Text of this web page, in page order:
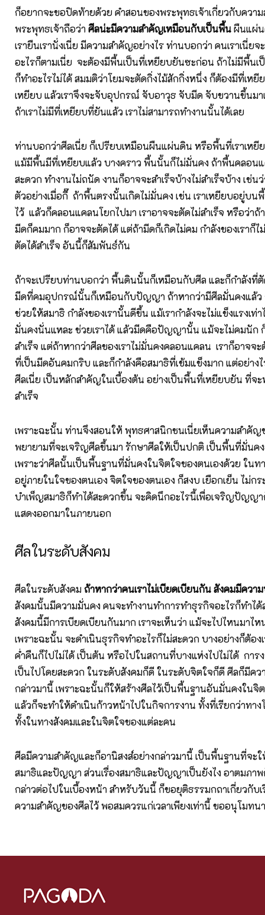
ก็อยากจะขอปิดท้ายด้วย คำสอนของพระพุทธเจ้าเกี่ยวกับควา
พระพุทธเจ้าถือว่าศีลน่ะมีความสำคัญเหมือนกับเป็นพื้นผืนแผ่
เรายืนเรานั่งเนี่ย มีความสำคัญอย่างไร ท่านบอกว่า คนเราเนี่ยจ
อะไรก็ตามเนี่ย จะต้องมีพื้นเป็นที่เหยียบยันซะก่อน ถ้าไม่มีพื้น
ก็ทำอะไรไม่ได้ สมมติว่าโยมจะตัดกิ่งไม้สักกิ่งหนึ่ง ก็ต้องมีที่เห
เหยียบ แล้วเราจึงจะจับอุปกรณ์ จับอาวุธ จับมีด จับขวานขึ้นม
ถ้าเราไม่มีที่เหยียบที่ยันแล้ว เราไม่สามารถทำงานนั้นได้เลย
ท่านบอกว่าศีลเนี่ย ก็เปรียบเหมือนผืนแผ่นดิน หรือพื้นที่เราเห
แม้มีพื้นมีที่เหยียบแล้ว บางคราว พื้นนั้นก็ไม่มั่นคง ถ้าพื้นคลอน
สะดวก ทำงานไม่ถนัด งานก็อาจจะสำเร็จบ้างไม่สำเร็จบ้าง เช่น
ตัวอย่างเมื่อกี๊ ถ้าพื้นตรงนั้นเกิดไม่มั่นคง เช่น เราเหยียบอยู่บน
ไว้ แล้วก็คลอนแคลนโยกไปมา เราอาจจะตัดไม่สำเร็จ หรือว่าถ้
มีดก็คมมาก ก็อาจจะตัดได้ แต่ถ้ามีดก็เกิดไม่คม กำลังของเราก็ไ
ตัดได้สำเร็จ อันนี้ก็สัมพันธ์กัน
ถ้าจะเปรียบท่านบอกว่า พื้นดินนั้นก็เหมือนกับศีล และก็กำลังที่
มีดที่คมอุปกรณ์นั้นก็เหมือนกับปัญญา ถ้าหากว่ามีศีลมั่นคงแล้ว
ช่วยให้สมาธิ กำลังของเรานั้นดีขึ้น แม้เรากำลังจะไม่แข็งแรงเท่
มั่นคงนั่นแหละ ช่วยเราได้ แล้วมีดคือปัญญานั้น แม้จะไม่คมนัก
สำเร็จ แต่ถ้าหากว่าศีลของเราไม่มั่นคงคลอนแคลน เราก็อาจ
ที่เป็นมีดอันคมกริบ และก็กำลังคือสมาธิที่เข้มแข็งมาก แต่อย่าง
ศีลเนี่ย เป็นหลักสำคัญในเบื้องต้น อย่างเป็นพื้นที่เหยียบยัน ที่จะ
สำเร็จ
เพราะฉะนั้น ท่านจึงสอนให้ พุทธศาสนิกชนเนี่ยเห็นความสำคั
พยายามที่จะเจริญศีลขึ้นมา รักษาศีลให้เป็นปกติ เป็นพื้นที่มั่นค
เพราะว่าศีลนั้นเป็นพื้นฐานที่มั่นคงในจิตใจของตนเองด้วย ในท
อยู่ภายในใจของตนเอง จิตใจของตนเอง ก็สงบ เยือกเย็น ไม่ก
บำเพ็ญสมาธิก็ทำได้สะดวกขึ้น จะคิดนึกอะไรนี้เพื่อเจริญปัญญา
แสดงออกมาในภายนอก
ศีลในระดับสังคม
ศีลในระดับสังคมถ้าหากว่าคนเราไม่เบียดเบียนกัน สังคมมีควา
สังคมนั้นมีความมั่นคง คนจะทำงานทำการทำธุรกิจอะไรก็ทำได้
สังคมนี้มีการเบียดเบียนกันมาก เราจะเห็นว่า แม้จะไปไหนมาไ
เพราะฉะนั้น จะดำเนินธุรกิจทำอะไรก็ไม่สะดวก บางอย่างก็ต้อง
ค่ำคืนก็ไปไม่ได้ เป็นต้น หรือไปในสถานที่บางแห่งไปไม่ได้ การ
เป็นไปโดยสะดวก ในระดับสังคมก็ดี ในระดับจิตใจก็ดี ศีลก็มีค
กล่าวมานี้ เพราะฉะนั้นก็ให้สร้างศีลไว้เป็นพื้นฐานอันมั่นคงในจิ
แล้วก็จะทำให้ดำเนินก้าวหน้าไปในกิจการงาน ทั้งที่เรียกว่าทา
ทั้งในทางสังคมและในจิตใจของแต่ละคน
ศีลมีความสำคัญและก็อานิสงส์อย่างกล่าวมานี้ เป็นพื้นฐานที่จะ
สมาธิและปัญญา ส่วนเรื่องสมาธิและปัญญาเป็นยังไง อาตมภาพ
กล่าวต่อไปในเบื้องหน้า สำหรับวันนี้ ก็ขอยุติธรรมกถาเกี่ยวกับ
ความสำคัญของศีลไว้ พอสมควรแก่เวลาเพียงเท่านี้ ขออนุโมทน